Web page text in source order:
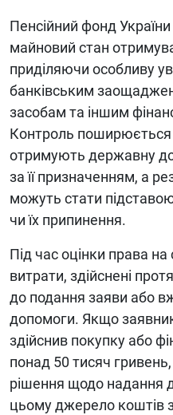
Пенсійний фонд
майновий стан
приділяючи особливу
банківським
засобам та іншим
Контроль поширюється
отримують державну
за її призначенням, а
можуть стати
чи їх припинення.
Під час оцінки права
витрати, здійснені
до подання заяви або
допомоги. Якщо заявник
здійснив покупку або
понад 50 тисяч
рішення щодо надання
цьому джерело коштів